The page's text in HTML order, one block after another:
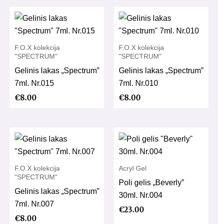
F.O.X kolekcija
"SPECTRUM"
Gelinis lakas „Spectrum”
7ml. Nr.015
€8.00
F.O.X kolekcija
"SPECTRUM"
Gelinis lakas „Spectrum”
7ml. Nr.010
€8.00
F.O.X kolekcija
"SPECTRUM"
Gelinis lakas „Spectrum”
7ml. Nr.007
€8.00
Acryl Gel
Poli gelis „Beverly”
30ml. Nr.004
€23.00